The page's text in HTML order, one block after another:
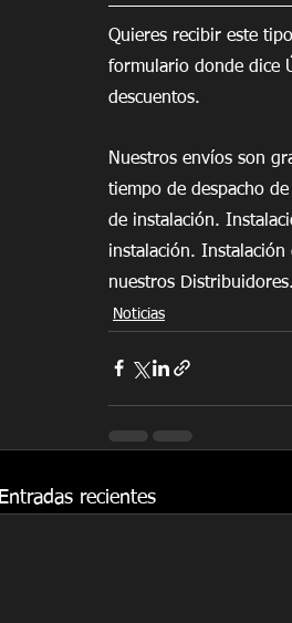
Quieres recibir este
formulario donde dice
descuentos.
Nuestros envíos son
tiempo de despacho
de instalación.
instalación.
nuestros
Noticias
Entradas recientes